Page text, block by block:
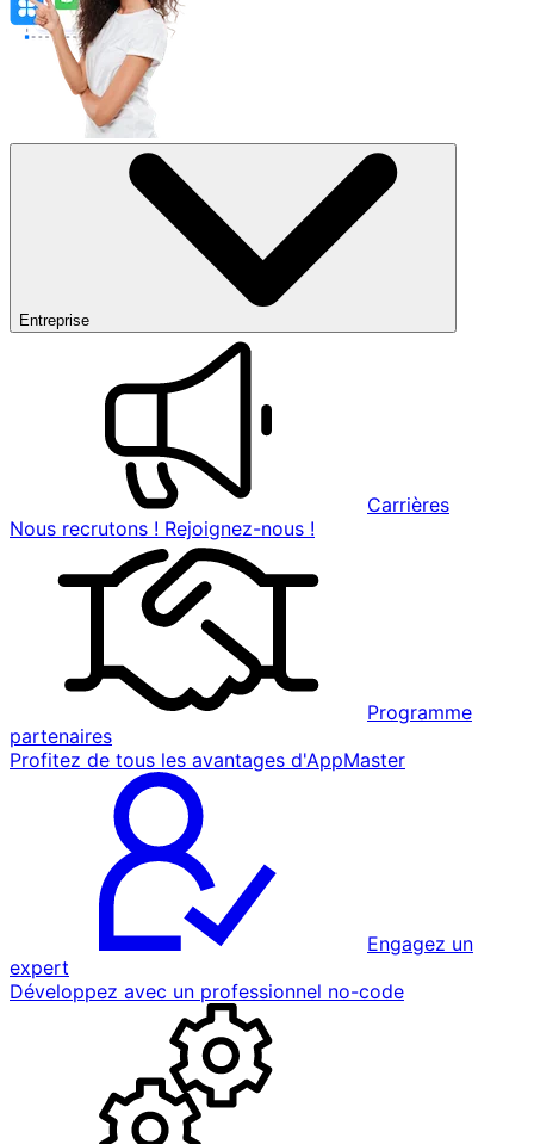
Entreprise
Carrières
Nous recrutons ! Rejoignez-nous !
Programme
partenaires
Profitez de tous les avantages d'AppMaster
Engagez un
expert
Développez avec un professionnel no-code